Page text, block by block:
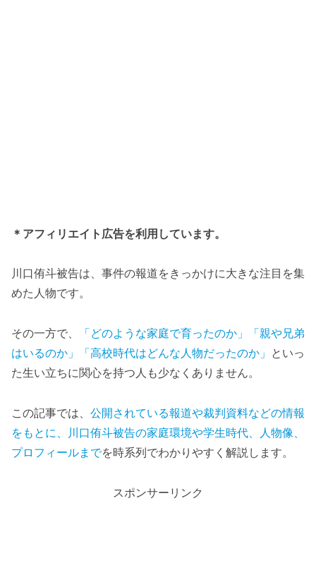
＊アフィリエイト広告を利用しています。
川口侑斗被告は、事件の報道をきっかけに大きな注目を集
めた人物です。
その一方で、
「どのような家庭で育ったのか」「親や兄弟
はいるのか」「高校時代はどんな人物だったのか」 といっ
た生い立ちに関心を持つ人も少なくありません。
この記事では、 公開されている報道や裁判資料などの情報
をもとに、川口侑斗被告の家庭環境や学生時代、人物像、
プロフィールまでを時系列でわかりやすく解説します。
スポンサーリンク